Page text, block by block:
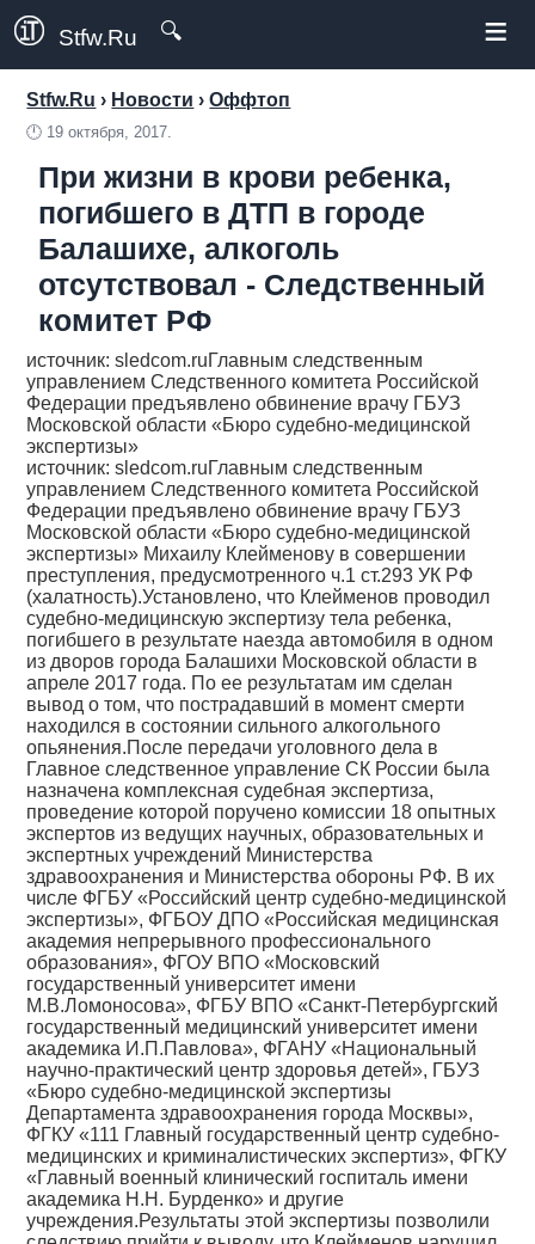
Stfw.Ru 🔍 ≡
Stfw.Ru › Новости ›Оффтоп
🕛 19 октября, 2017.
При жизни в крови ребенка,
погибшего в ДТП в городе
Балашихе, алкоголь
отсутствовал - Следственный
комитет РФ
источник: sledcom.ruГлавным следственным
управлением Следственного комитета Российской
Федерации предъявлено обвинение врачу ГБУЗ
Московской области «Бюро судебно-медицинской
экспертизы»
источник: sledcom.ruГлавным следственным
управлением Следственного комитета Российской
Федерации предъявлено обвинение врачу ГБУЗ
Московской области «Бюро судебно-медицинской
экспертизы» Михаилу Клейменову в совершении
преступления, предусмотренного ч.1 ст.293 УК РФ
(халатность).Установлено, что Клейменов проводил
судебно-медицинскую экспертизу тела ребенка,
погибшего в результате наезда автомобиля в одном
из дворов города Балашихи Московской области в
апреле 2017 года. По ее результатам им сделан
вывод о том, что пострадавший в момент смерти
находился в состоянии сильного алкогольного
опьянения.После передачи уголовного дела в
Главное следственное управление СК России была
назначена комплексная судебная экспертиза,
проведение которой поручено комиссии 18 опытных
экспертов из ведущих научных, образовательных и
экспертных учреждений Министерства
здравоохранения и Министерства обороны РФ. В их
числе ФГБУ «Российский центр судебно-медицинской
экспертизы», ФГБОУ ДПО «Российская медицинская
академия непрерывного профессионального
образования», ФГОУ ВПО «Московский
государственный университет имени
М.В.Ломоносова», ФГБУ ВПО «Санкт-Петербургский
государственный медицинский университет имени
академика И.П.Павлова», ФГАНУ «Национальный
научно-практический центр здоровья детей», ГБУЗ
«Бюро судебно-медицинской экспертизы
Департамента здравоохранения города Москвы»,
ФГКУ «111 Главный государственный центр судебно-
медицинских и криминалистических экспертиз», ФГКУ
«Главный военный клинический госпиталь имени
академика Н.Н. Бурденко» и другие
учреждения.Результаты этой экспертизы позволили